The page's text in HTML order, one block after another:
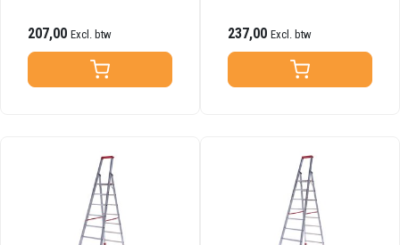
207,00 Excl. btw 237,00 Excl. btw